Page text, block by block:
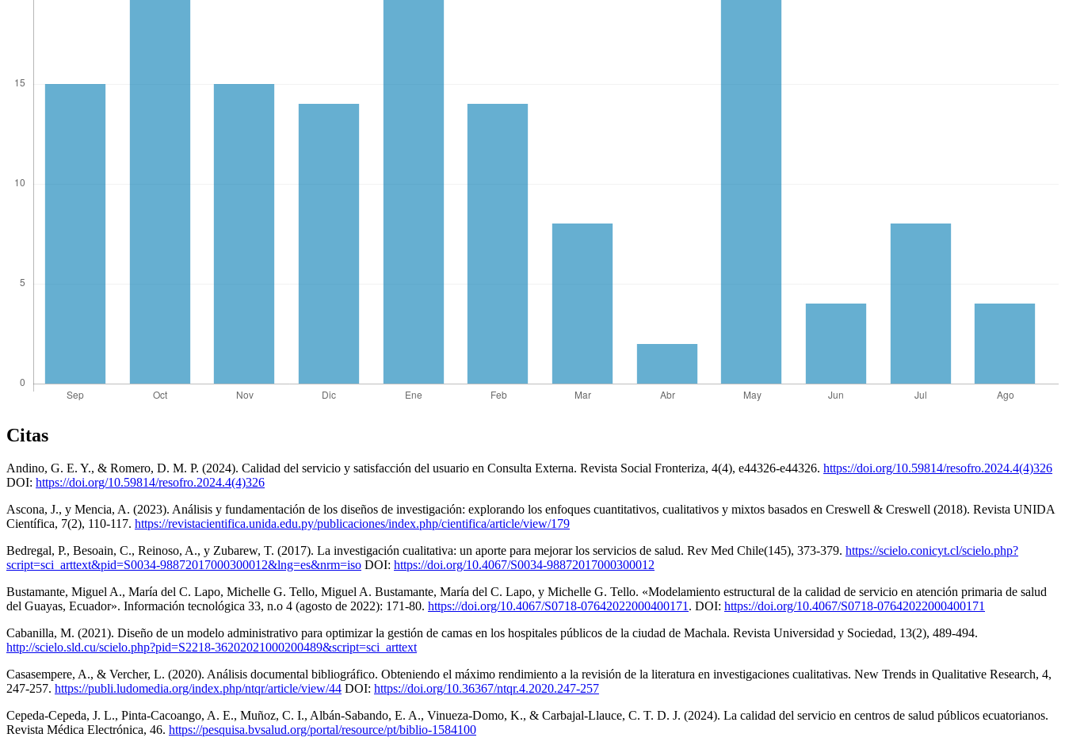
Citas
Andino, G. E. Y., & Romero, D. M. P. (2024). Calidad del servicio y satisfacción del usuario en Consulta Externa. Revista Social Fronteriza, 4(4), e44326-e44326. https://doi.org/10.59814/resofro.2024.4(4)326
DOI: https://doi.org/10.59814/resofro.2024.4(4)326
Ascona, J., y Mencia, A. (2023). Análisis y fundamentación de los diseños de investigación: explorando los enfoques cuantitativos, cualitativos y mixtos basados en Creswell & Creswell (2018). Revista UNIDA
Científica, 7(2), 110-117. https://revistacientifica.unida.edu.py/publicaciones/index.php/cientifica/article/view/179
Bedregal, P., Besoain, C., Reinoso, A., y Zubarew, T. (2017). La investigación cualitativa: un aporte para mejorar los servicios de salud. Rev Med Chile(145), 373-379. https://scielo.conicyt.cl/scielo.php?
script=sci_arttext&pid=S0034-98872017000300012&lng=es&nrm=iso DOI: https://doi.org/10.4067/S0034-98872017000300012
Bustamante, Miguel A., María del C. Lapo, Michelle G. Tello, Miguel A. Bustamante, María del C. Lapo, y Michelle G. Tello. «Modelamiento estructural de la calidad de servicio en atención primaria de salud
del Guayas, Ecuador». Información tecnológica 33, n.o 4 (agosto de 2022): 171-80. https://doi.org/10.4067/S0718-07642022000400171. DOI: https://doi.org/10.4067/S0718-07642022000400171
Cabanilla, M. (2021). Diseño de un modelo administrativo para optimizar la gestión de camas en los hospitales públicos de la ciudad de Machala. Revista Universidad y Sociedad, 13(2), 489-494.
http://scielo.sld.cu/scielo.php?pid=S2218-36202021000200489&script=sci_arttext
Casasempere, A., & Vercher, L. (2020). Análisis documental bibliográfico. Obteniendo el máximo rendimiento a la revisión de la literatura en investigaciones cualitativas. New Trends in Qualitative Research, 4,
247-257. https://publi.ludomedia.org/index.php/ntqr/article/view/44 DOI: https://doi.org/10.36367/ntqr.4.2020.247-257
Cepeda-Cepeda, J. L., Pinta-Cacoango, A. E., Muñoz, C. I., Albán-Sabando, E. A., Vinueza-Domo, K., & Carbajal-Llauce, C. T. D. J. (2024). La calidad del servicio en centros de salud públicos ecuatorianos.
Revista Médica Electrónica, 46. https://pesquisa.bvsalud.org/portal/resource/pt/biblio-1584100